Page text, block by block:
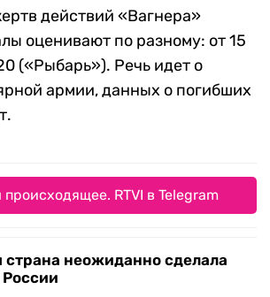
действий «Вагнера»
оценивают по разному: от 15
(«Рыбарь»). Речь идет о
армии, данных о погибших
RTVI в Telegram
страна неожиданно сделала